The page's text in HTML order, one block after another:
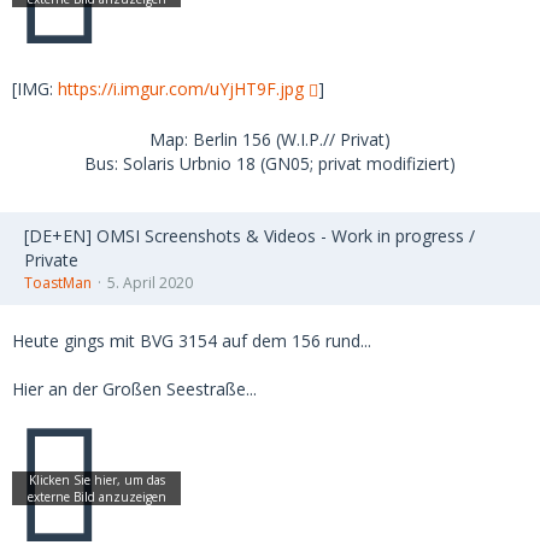
[IMG: https://i.imgur.com/uYjHT9F.jpg ]
Map: Berlin 156 (W.I.P.// Privat)
Bus: Solaris Urbnio 18 (GN05; privat modifiziert)
[DE+EN] OMSI Screenshots & Videos - Work in progress /
Private
ToastMan 5. April 2020
Heute gings mit BVG 3154 auf dem 156 rund...
Hier an der Großen Seestraße...